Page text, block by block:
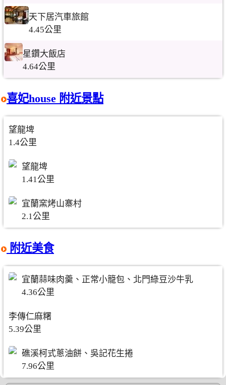
天下居汽車旅館
4.45公里
星鑽大飯店
4.64公里
喜妃house 附近景點
望龍埤
1.4公里
望龍埤
1.41公里
宜蘭窯烤山寨村
2.1公里
附近美食
宜蘭蒜味肉羹、正常小籠包、北門綠豆沙牛乳
4.36公里
李傳仁麻糬
5.39公里
礁溪柯式蔥油餅、吳記花生捲
7.96公里